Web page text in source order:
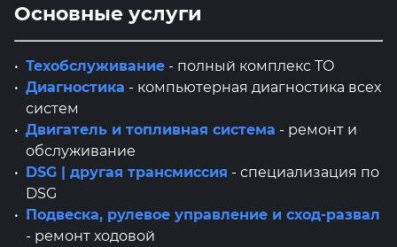
Основные услуги
Техобслуживание- полный комплекс ТО
Диагностика - компьютерная диагностика всех
систем
Двигатель и топливная система - ремонт и
обслуживание
DSG | другая трансмиссия - специализация по
DSG
Подвеска, рулевое управление и сход-развал
- ремонт ходовой